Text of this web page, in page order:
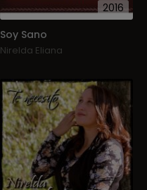
2016
Soy Sano
Nirelda Eliana